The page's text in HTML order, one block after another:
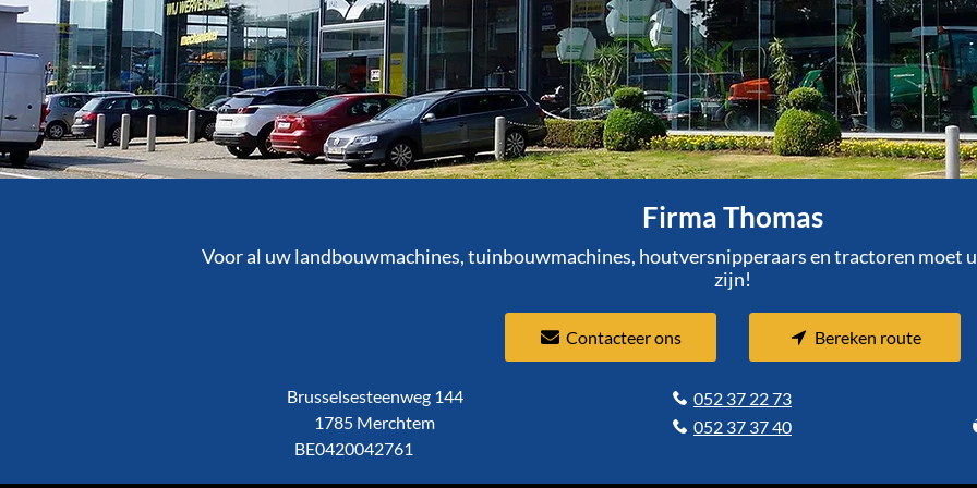
Firma Thomas
Voor al uw landbouwmachines, tuinbouwmachines, houtversnipperaars en tractoren moet
zijn!
Contacteer ons Bereken route
Brusselsesteenweg 144
1785 Merchtem
BE0420042761
052 37 22 73
052 37 37 40